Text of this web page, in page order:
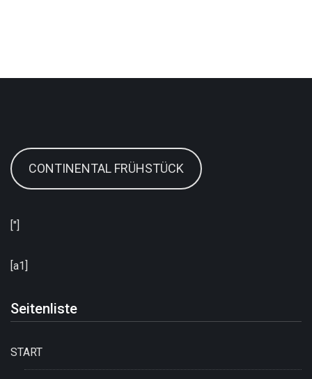
CONTINENTAL FRÜHSTÜCK
["]
[a1]
Seitenliste
START